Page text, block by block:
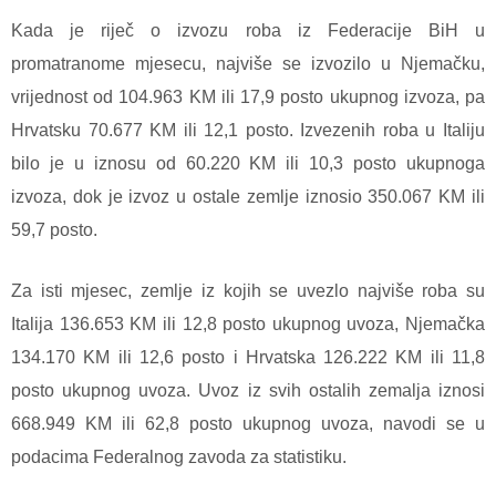
Kada je riječ o izvozu roba iz Federacije BiH u
promatranome mjesecu, najviše se izvozilo u Njemačku,
vrijednost od 104.963 KM ili 17,9 posto ukupnog izvoza, pa
Hrvatsku 70.677 KM ili 12,1 posto. Izvezenih roba u Italiju
bilo je u iznosu od 60.220 KM ili 10,3 posto ukupnoga
izvoza, dok je izvoz u ostale zemlje iznosio 350.067 KM ili
59,7 posto.
Za isti mjesec, zemlje iz kojih se uvezlo najviše roba su
Italija 136.653 KM ili 12,8 posto ukupnog uvoza, Njemačka
134.170 KM ili 12,6 posto i Hrvatska 126.222 KM ili 11,8
posto ukupnog uvoza. Uvoz iz svih ostalih zemalja iznosi
668.949 KM ili 62,8 posto ukupnog uvoza, navodi se u
podacima Federalnog zavoda za statistiku.